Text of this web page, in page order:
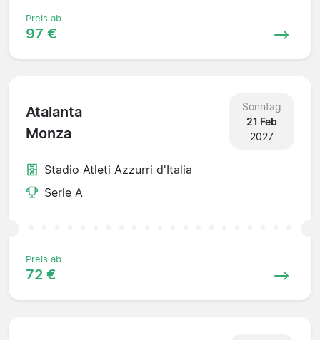
Preis ab
97 €
Atalanta
Monza
Sonntag
21 Feb
2027
Stadio Atleti Azzurri d'Italia
Serie A
Preis ab
72 €